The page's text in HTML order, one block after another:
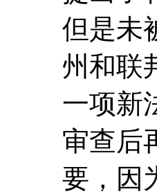
但是未
州和联
一项新
审查后
要，因